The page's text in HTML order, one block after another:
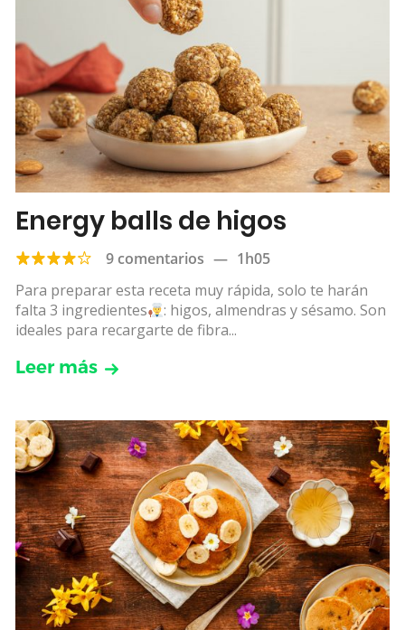
Energy balls de higos
9 comentarios — 1h05
Para preparar esta receta muy rápida, solo te harán
falta 3 ingredientes
: higos, almendras y sésamo. Son
ideales para recargarte de fibra...
Leer más